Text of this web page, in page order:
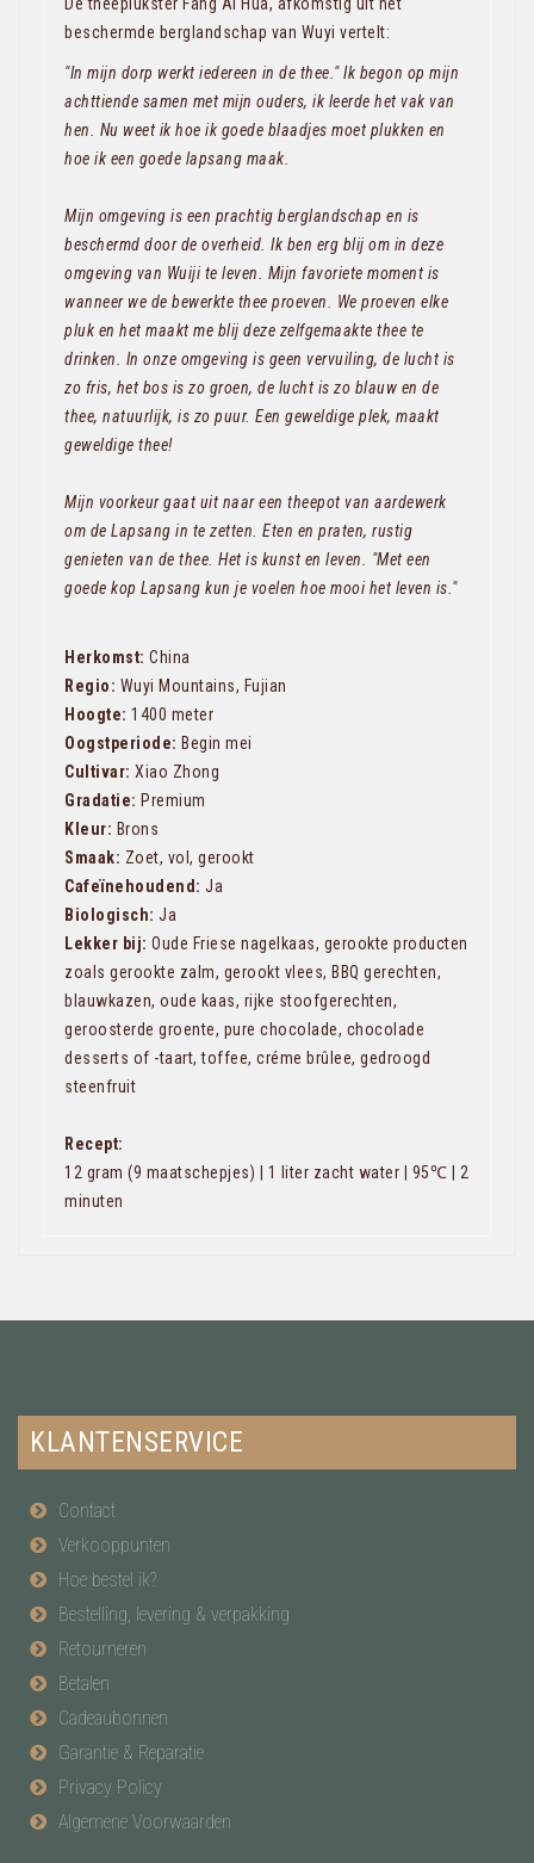
beschermde berglandschap van Wuyi vertelt:
"In mijn dorp werkt iedereen in de thee." Ik begon op mijn
achttiende samen met mijn ouders, ik leerde het vak van
hen. Nu weet ik hoe ik goede blaadjes moet plukken en
hoe ik een goede lapsang maak.
Mijn omgeving is een prachtig berglandschap en is
beschermd door de overheid. Ik ben erg blij om in deze
omgeving van Wuiji te leven. Mijn favoriete moment is
wanneer we de bewerkte thee proeven. We proeven elke
pluk en het maakt me blij deze zelfgemaakte thee te
drinken. In onze omgeving is geen vervuiling, de lucht is
zo fris, het bos is zo groen, de lucht is zo blauw en de
thee, natuurlijk, is zo puur. Een geweldige plek, maakt
geweldige thee!
Mijn voorkeur gaat uit naar een theepot van aardewerk
om de Lapsang in te zetten. Eten en praten, rustig
genieten van de thee. Het is kunst en leven. "Met een
goede kop Lapsang kun je voelen hoe mooi het leven is."
Herkomst: China
Regio: Wuyi Mountains, Fujian
Hoogte: 1400 meter
Oogstperiode: Begin mei
Cultivar: Xiao Zhong
Gradatie: Premium
Kleur: Brons
Smaak: Zoet, vol, gerookt
Cafeïnehoudend: Ja
Biologisch: Ja
Lekker bij: Oude Friese nagelkaas, gerookte producten
zoals gerookte zalm, gerookt vlees, BBQ gerechten,
blauwkazen, oude kaas, rijke stoofgerechten,
geroosterde groente, pure chocolade, chocolade
desserts of -taart, toffee, créme brûlee, gedroogd
steenfruit
Recept:
12 gram (9 maatschepjes) | 1 liter zacht water | 95℃ | 2
minuten
KLANTENSERVICE
Contact
Verkooppunten
Hoe bestel ik?
Bestelling, levering & verpakking
Retourneren
Betalen
Cadeaubonnen
Garantie & Reparatie
Privacy Policy
Algemene Voorwaarden